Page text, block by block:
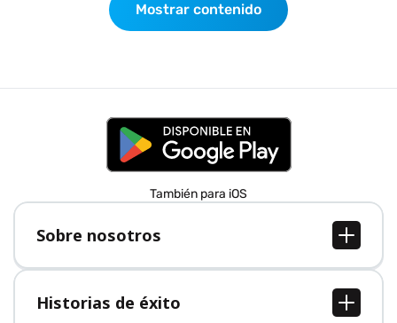
Mostrar contenido
También para iOS
Sobre nosotros
Sobre nosotros
Empleo
Prensa
Historias de éxito